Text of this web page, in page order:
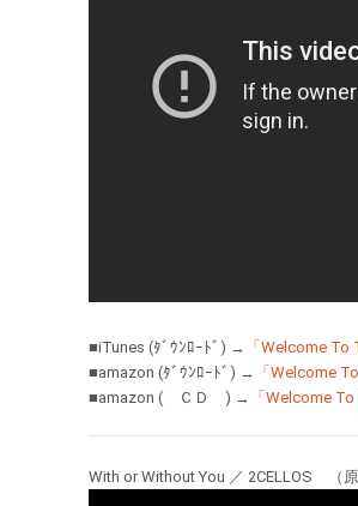
■iTunes (ﾀﾞｳﾝﾛｰﾄﾞ) → 「Welcome To
■amazon (ﾀﾞｳﾝﾛｰﾄﾞ) → 「Welcome
■amazon ( ＣＤ ) → 「Welcome To
With or Without You ／ 2CELLOS （原